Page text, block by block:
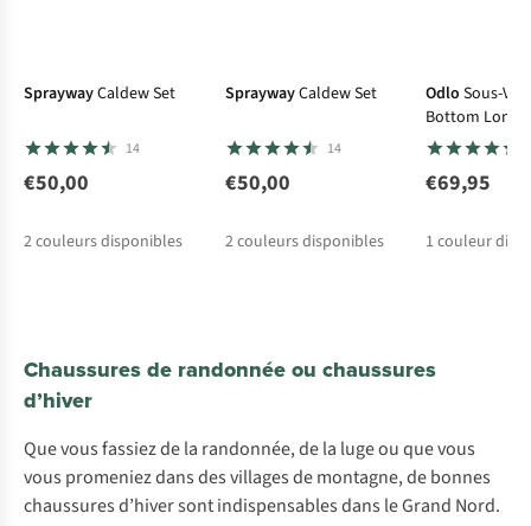
SpraywayCaldew Set
14
€50,00
2couleurs disponibles
SpraywayCaldew Set
14
€50,00
2couleurs disponibles
Odlo Sous-
Bottom Long
Performance
€69,95
1 couleur
Chaussures de randonnée ou chaussures
d’hiver
Que vous fassiez de la randonnée, de la luge ou que vous
vous promeniez dans des villages de montagne, de bonnes
chaussures d’hiver sont indispensables dans le Grand Nord.